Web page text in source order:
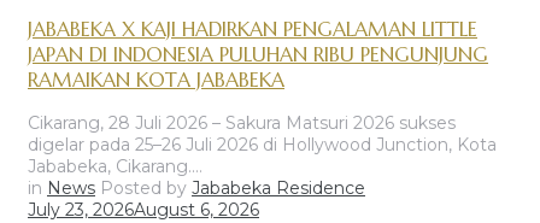
JABABEKA X KAJI HADIRKAN PENGALAMAN LITTLE
JAPAN DI INDONESIA PULUHAN RIBU PENGUNJUNG
RAMAIKAN KOTA JABABEKA
Cikarang, 28 Juli 2026 – Sakura Matsuri 2026 sukses
digelar pada 25–26 Juli 2026 di Hollywood Junction, Kota
Jababeka, Cikarang.…
in News Posted by Jababeka Residence
July 23, 2026August 6, 2026